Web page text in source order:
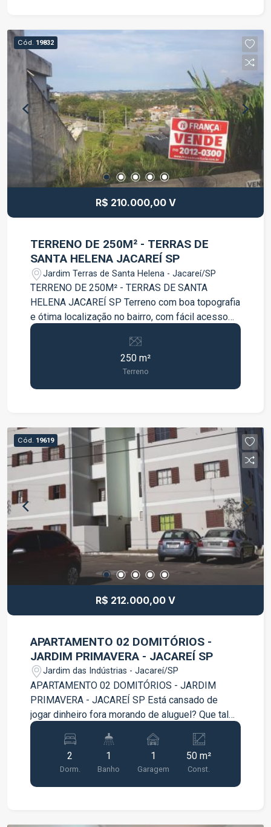
Cód. 19832
R$ 210.000,00 V
TERRENO DE 250M² - TERRAS DE
SANTA HELENA JACAREÍ SP
Jardim Terras de Santa Helena - Jacareí/SP
TERRENO DE 250M² - TERRAS DE SANTA
HELENA JACAREÍ SP Terreno com boa topografia
e ótima localização no bairro, com fácil acesso
para áreas centrais e rodovias. Agende a sua
250 m²
Terreno
Cód. 19619
R$ 212.000,00 V
APARTAMENTO 02 DOMITÓRIOS -
JARDIM PRIMAVERA - JACAREÍ SP
Jardim das Indústrias - Jacareí/SP
APARTAMENTO 02 DOMITÓRIOS - JARDIM
PRIMAVERA - JACAREÍ SP Está cansado de
jogar dinheiro fora morando de aluguel? Que tal
morar no que é seu? Lindo apartamento super
charmoso, localizado em um dos bairros que
mais cresce em Jacareí. - 02 Dormitórios; - Sala;
- Cozinha; - Área de Serviço; - Garagem; Agende
já sua visita !!!
2
Dorm.
1
Banho
1
Garagem
50 m²
Const.